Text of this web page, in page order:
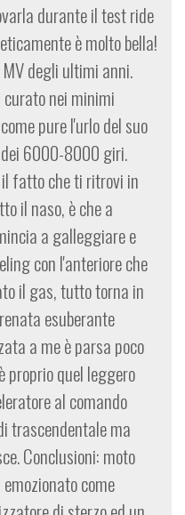
durante il test ride
è molto bella!
degli ultimi anni.
nei minimi
pure l'urlo del suo
6000-8000 giri.
fatto che ti ritrovi in
il naso, è che a
a galleggiare e
con l'anteriore che
il gas, tutto torna in
esuberante
a me è parsa poco
proprio quel leggero
al comando
trascendentale ma
Conclusioni: moto
come